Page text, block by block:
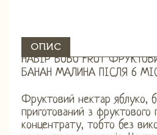
ОПИС
НАБІР BOBO FRUT
БАНАН МАЛИНА ПІСЛЯ 6
Фруктовий нектар яблуко,
приготований з
концентрату, тобто без